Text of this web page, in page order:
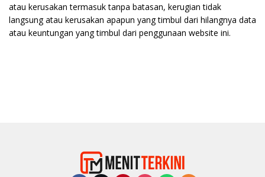
atau kerusakan termasuk tanpa batasan, kerugian tidak
langsung atau kerusakan apapun yang timbul dari hilangnya data
atau keuntungan yang timbul dari penggunaan website ini.